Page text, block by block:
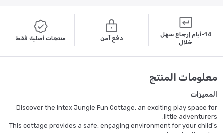
14-أيام إرجاع سهل
خلال
دفع آمن منتجات أصلية فقط
معلومات المنتج
المميزات
Discover the Intex Jungle Fun Cottage, an exciting play space for
little adventurers.
This cottage provides a safe, engaging environment for your child's